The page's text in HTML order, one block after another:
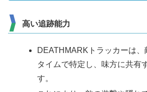
高い追跡能力
DEATHMARKトラッカーは
タイムで特定し、味方に共有
す。